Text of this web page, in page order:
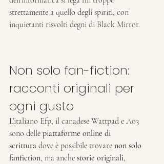
strettamente a quello degli spiriti, con
inquietanti risvolti degni di Black Mirror.
Non solo fan-fiction:
racconti originali per
ogni gusto
L’italiano Efp, il canadese Wattpad e Ao3
sono delle piattaforme online di
scrittura dove è possibile trovare non solo
fanfiction, ma anche storie originali,